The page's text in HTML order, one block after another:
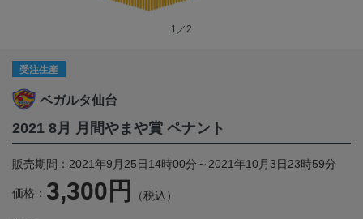
1／2
受注生産
ベガルタ仙台
2021 8月 月間やまや賞 ペナント
販売期間：2021年9月25日14時00分～2021年10月3日23時59分
価格： 3,300円 （税込）